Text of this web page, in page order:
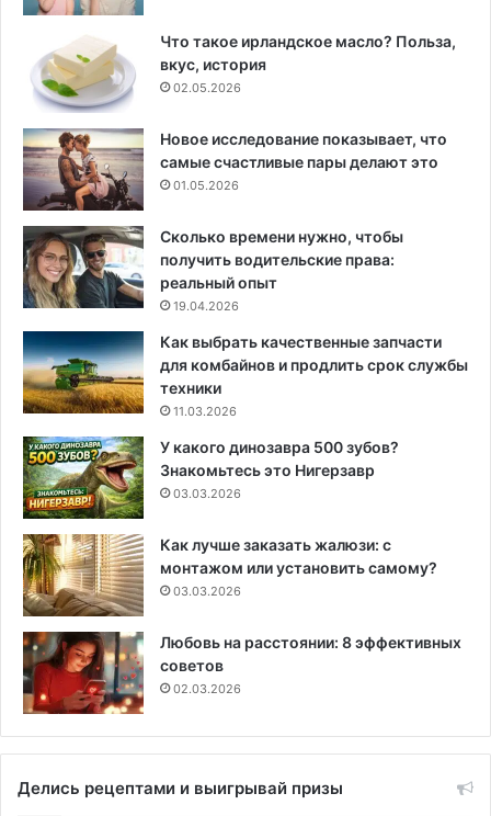
Что такое ирландское масло? Польза,
вкус, история
02.05.2026
Новое исследование показывает, что
самые счастливые пары делают это
01.05.2026
Сколько времени нужно, чтобы
получить водительские права:
реальный опыт
19.04.2026
Как выбрать качественные запчасти
для комбайнов и продлить срок службы
техники
11.03.2026
У какого динозавра 500 зубов?
Знакомьтесь это Нигерзавр
03.03.2026
Как лучше заказать жалюзи: с
монтажом или установить самому?
03.03.2026
Любовь на расстоянии: 8 эффективных
советов
02.03.2026
Делись рецептами и выигрывай призы